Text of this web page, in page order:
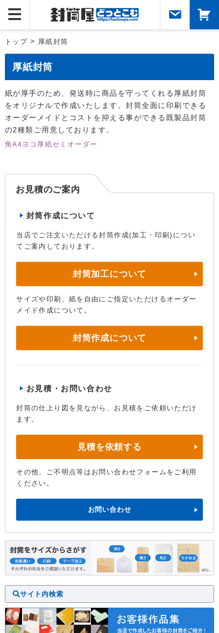
トップ > 厚紙封筒
厚紙封筒
紙が厚手のため、発送時に商品を守ってくれる厚紙封筒
をオリジナルで作成いたします。封筒全面に印刷できる
オーダーメイドとコストを抑える事ができる既製品封筒
の2種類ご用意しております。
角A4ヨコ厚紙セミオーダー
お見積のご案内
封筒作成について
当店でご注文いただける封筒作成(加工・印刷)につい
てご案内しております。
封筒加工について
サイズや印刷、紙を自由にご指定いただけるオーダー
メイド作成について。
封筒作成について
お見積・お問い合わせ
封筒の仕上り図を見ながら、お見積をご依頼いただけ
ます。
見積を依頼する
その他、ご不明点等はお問い合わせフォームをご利用
ください。
お問い合わせ
サイト内検索